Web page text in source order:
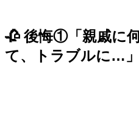
🥀 後悔①「親戚に
て、トラブルに…」